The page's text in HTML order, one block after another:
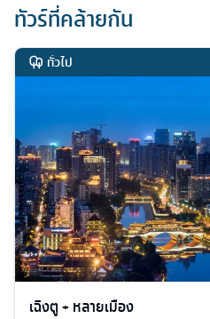
ทัวร์ที่คล้ายกัน
ทั่วไป
เฉิงตู + หลายเมือง